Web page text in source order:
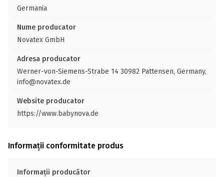
Germania
Nume producator
Novatex GmbH
Adresa producator
Werner-von-Siemens-Strabe 14 30982 Pattensen, Germany,
info@novatex.de
Website producator
https://www.babynova.de
Informații conformitate produs
Informații producător